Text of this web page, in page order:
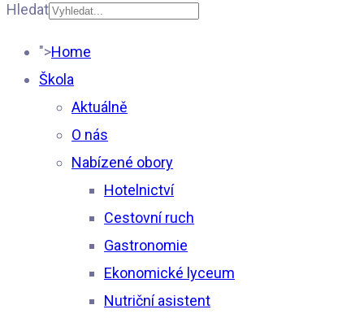
Hledat
characters for results.
">Home
Škola
Aktuálně
O nás
Nabízené obory
Hotelnictví
Cestovní ruch
Gastronomie
Ekonomické lyceum
Nutriční asistent